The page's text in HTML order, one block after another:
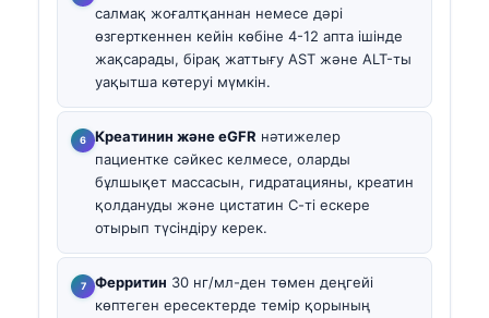
салмақ жоғалтқаннан немесе дәрі
өзгерткеннен кейін көбіне 4-12 апта ішінде
жақсарады, бірақ жаттығу AST және ALT-ты
уақытша көтеруі мүмкін.
Креатинин және eGFR нәтижелер
пациентке сәйкес келмесе, оларды
бұлшықет массасын, гидратацияны, креатин
қолдануды және цистатин С-ті ескере
отырып түсіндіру керек.
Ферритин 30 нг/мл-ден төмен деңгейі
көптеген ересектерде темір қорының